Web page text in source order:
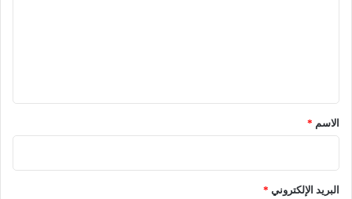
*
الاسم *
البريد الإلكتروني *